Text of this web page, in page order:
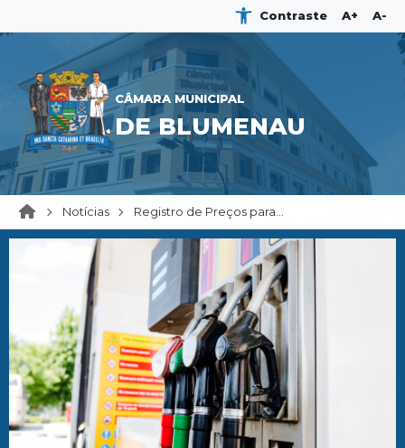
Contraste A+ A-
CÂMARA MUNICIPAL
DE BLUMENAU
Notícias Registro de Preços para...